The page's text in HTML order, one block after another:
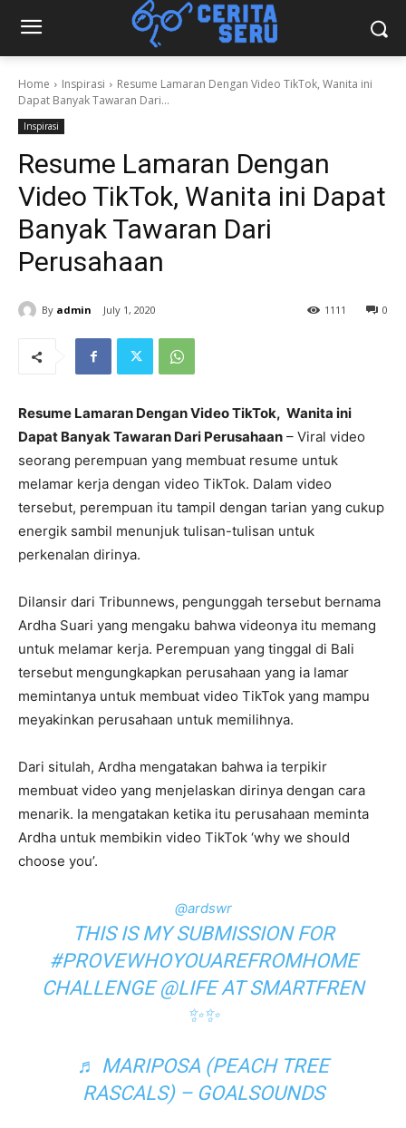
Home Inspirasi
Resume Lamaran Dengan Video TikTok, Wanita ini
Dapat Banyak Tawaran Dari...
Inspirasi
Resume Lamaran Dengan
Video TikTok, Wanita ini Dapat
Banyak Tawaran Dari
Perusahaan
By admin July 1, 2020 0
1111
Resume Lamaran Dengan Video TikTok, Wanita ini
Dapat Banyak Tawaran Dari Perusahaan – Viral video
seorang perempuan yang membuat resume untuk
melamar kerja dengan video TikTok. Dalam video
tersebut, perempuan itu tampil dengan tarian yang cukup
energik sambil menunjuk tulisan-tulisan untuk
perkenalan dirinya.
Dilansir dari Tribunnews, pengunggah tersebut bernama
Ardha Suari yang mengaku bahwa videonya itu memang
untuk melamar kerja. Perempuan yang tinggal di Bali
tersebut mengungkapkan perusahaan yang ia lamar
memintanya untuk membuat video TikTok yang mampu
meyakinkan perusahaan untuk memilihnya.
Dari situlah, Ardha mengatakan bahwa ia terpikir
membuat video yang menjelaskan dirinya dengan cara
menarik. Ia mengatakan ketika itu perusahaan meminta
Ardha untuk membikin video TikTok ‘why we should
choose you’.
@ardswr
THIS IS MY SUBMISSION FOR
#PROVEWHOYOUAREFROMHOME
CHALLENGE @LIFE AT SMARTFREN
✨✨
♬ MARIPOSA (PEACH TREE
RASCALS) – GOALSOUNDS